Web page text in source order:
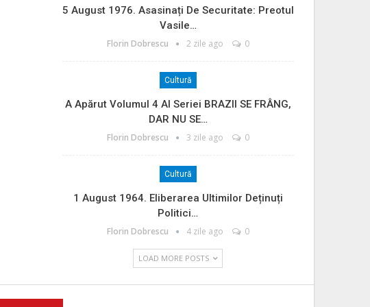
5 August 1976. Asasinați De Securitate: Preotul
Vasile…
Florin Dobrescu 2 zile ago 0
Cultură
A Apărut Volumul 4 Al Seriei BRAZII SE FRÂNG,
DAR NU SE…
Florin Dobrescu 3 zile ago 0
Cultură
1 August 1964. Eliberarea Ultimilor Deținuți
Politici…
Florin Dobrescu 4 zile ago 0
LOAD MORE POSTS